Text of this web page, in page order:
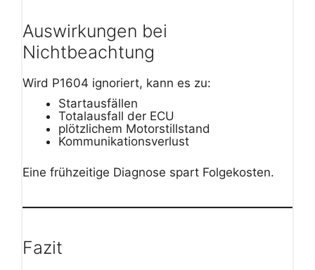
Auswirkungen bei
Nichtbeachtung
Wird P1604 ignoriert, kann es zu:
Startausfällen
Totalausfall der ECU
plötzlichem Motorstillstand
Kommunikationsverlust
Eine frühzeitige Diagnose spart Folgekosten.
Fazit